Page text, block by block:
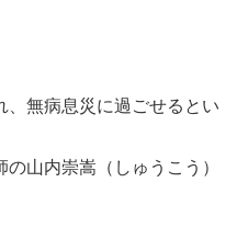
、無病息災に過ごせるとい
山内崇嵩（しゅうこう）